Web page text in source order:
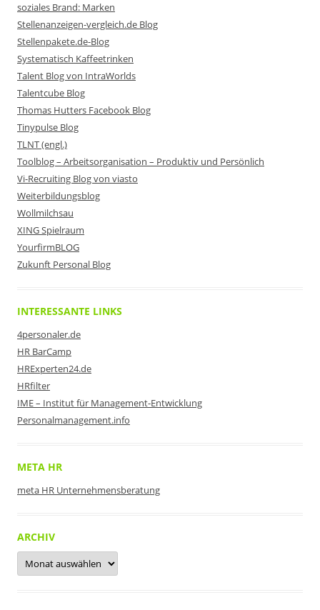
soziales Brand: Marken
Stellenanzeigen-vergleich.de Blog
Stellenpakete.de-Blog
Systematisch Kaffeetrinken
Talent Blog von IntraWorlds
Talentcube Blog
Thomas Hutters Facebook Blog
Tinypulse Blog
TLNT (engl.)
Toolblog – Arbeitsorganisation – Produktiv und Persönlich
Vi-Recruiting Blog von viasto
Weiterbildungsblog
Wollmilchsau
XING Spielraum
YourfirmBLOG
Zukunft Personal Blog
INTERESSANTE LINKS
4personaler.de
HR BarCamp
HRExperten24.de
HRfilter
IME – Institut für Management-Entwicklung
Personalmanagement.info
META HR
meta HR Unternehmensberatung
ARCHIV
Archiv